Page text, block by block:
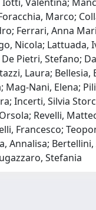
Marco;
Ferrari, Anna
Nicola; Lattuada,
Pietri, Stefano;
Laura; Bellesia,
Nani, Elena;
Incerti, Silvia
Revelli,
Francesco;
Annalisa; Bertellini,
Stefania